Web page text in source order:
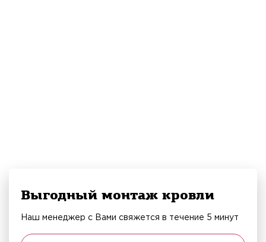
Выгодный монтаж кровли
Наш менеджер с Вами свяжется в течение 5 минут